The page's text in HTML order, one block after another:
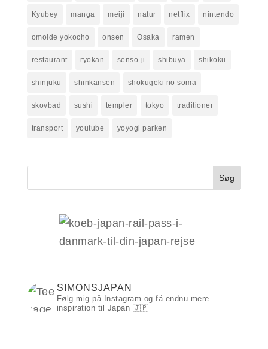
Kyubey manga meiji natur netflix nintendo
omoide yokocho onsen Osaka ramen
restaurant ryokan senso-ji shibuya shikoku
shinjuku shinkansen shokugeki no soma
skovbad sushi templer tokyo traditioner
transport youtube yoyogi parken
Søg
SIMONSJAPAN
Følg mig på Instagram og få endnu mere
inspiration til Japan 🇯🇵